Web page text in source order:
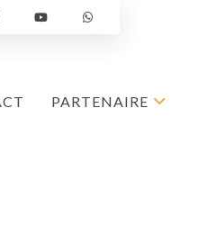
PARTENAIRE